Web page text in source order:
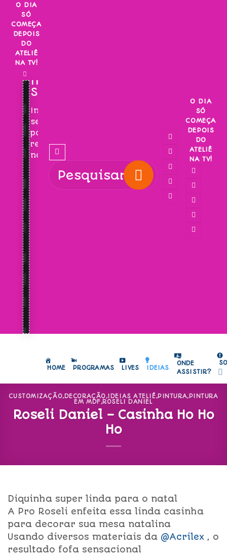
Skip
content
O DIA
SÓ
COMEÇA
DEPOIS
DO
ATELIÊ
NA TV!
INSCREVA-
SE!
Inscreva-
se
para
receber
novidades!
O DIA
SÓ
COMEÇA
DEPOIS
DO
ATELIÊ
NA TV!
HOME PROGRAMAS LIVES IDEIAS
ONDE
ASSISTIR?
CUSTOMIZAÇÃO,DECORAÇÃO, IDEIAS ATELIÊ,PINTURA, PINTURA
EM MDF,ROSELI DANIEL
Roseli Daniel – Casinha Ho Ho
Ho
Diquinha super linda para o natal
A Pro Roseli enfeita essa linda casinha
para decorar sua mesa natalina
Usando diversos materiais da @Acrilex , o
resultado fofa sensacional